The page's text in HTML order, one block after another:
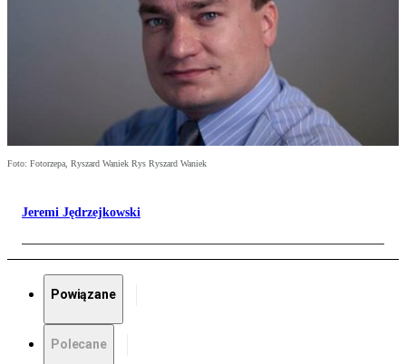
Foto: Fotorzepa, Ryszard Waniek Rys Ryszard Waniek
Jeremi Jędrzejkowski
Powiązane
Polecane